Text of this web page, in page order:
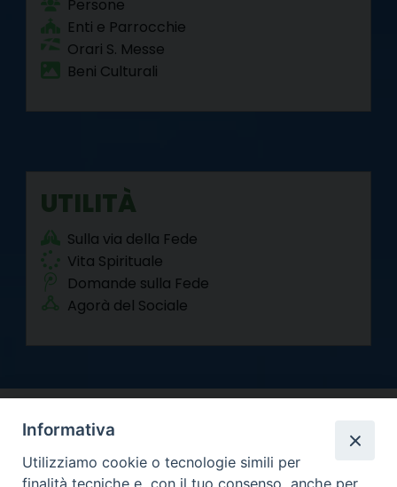
Persone
Enti e Parrocchie
Orari S. Messe
Beni Culturali
UTILITÀ
Sulla via della Fede
Vita Spirituale
Domande sulla Fede
Agorà del Sociale
Informativa
Utilizziamo cookie o tecnologie simili per